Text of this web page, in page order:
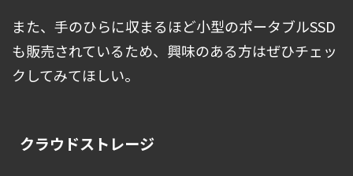
また、手のひらに収まるほど小型のポータブルSSD
も販売されているため、興味のある方はぜひチェッ
クしてみてほしい。
クラウドストレージ